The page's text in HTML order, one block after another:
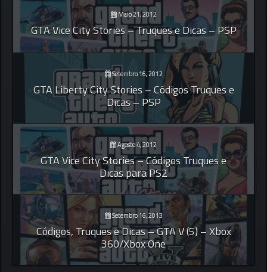
Maio 21, 2012
GTA Vice City Stories – Truques e Dicas – PSP
Setembro 16, 2012
GTA Liberty City Stories – Códigos Truques e
Dicas – PSP
Agosto 4, 2012
GTA Vice City Stories – Códigos Truques e
Dicas para PS2
Setembro 16, 2013
Códigos, Truques e Dicas – GTA V (5) – Xbox
360/Xbox One